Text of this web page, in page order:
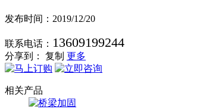
发布时间：2019/12/20
联系电话： 13609199244
分享到： 复制 更多
相关产品